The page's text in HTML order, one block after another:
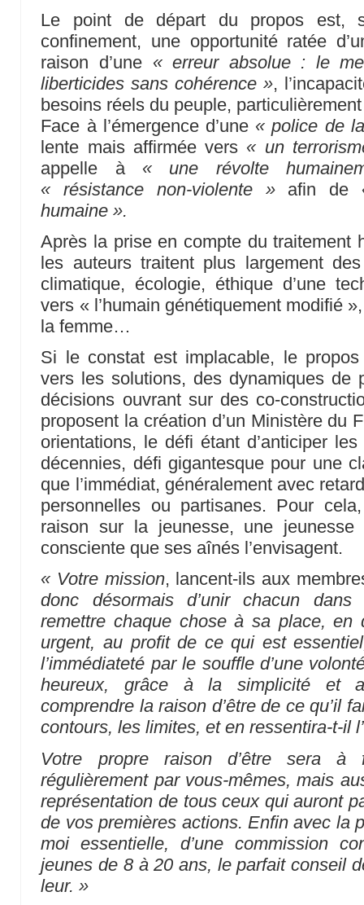
Le point de départ du propos est,
confinement, une opportunité ratée
raison d’une « erreur absolue : le
liberticides sans cohérence »,
besoins réels du peuple,
Face à l’émergence d’une « police de
lente mais affirmée vers « un
appelle à « une révolte
« résistance non-violente »afin de
humaine ».
Après la prise en compte du traitement
les auteurs traitent plus largement
climatique, écologie, éthique d’une
vers « l’humain génétiquement modifié
la femme…
Si le constat est implacable, le
vers les solutions, des dynamiques de
décisions ouvrant sur des co-
proposent la création d’un Ministère du
orientations, le défi étant d’anticiper
décennies, défi gigantesque pour une
que l’immédiat, généralement avec
personnelles ou partisanes. Pour
raison sur la jeunesse, une
consciente que ses aînés l’envisagent.
« Votre mission, lancent-ils aux
donc désormais d’unir chacun
remettre chaque chose à sa place, en
urgent, au profit de ce qui est
l’immédiateté par le souffle d’une
heureux, grâce à la simplicité et
comprendre la raison d’être de ce qu’il
contours, les limites, et en ressentira-t-il
Votre propre raison d’être sera à
régulièrement par vous-mêmes, mais
représentation de tous ceux qui auront
de vos premières actions. Enfin avec la
moi essentielle, d’une commission
jeunes de 8 à 20 ans, le parfait conseil
leur. »